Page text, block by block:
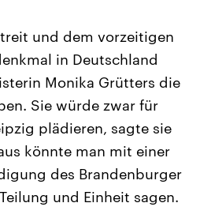
6.
aus
USA
Aktuelle Beiträge,
Hintergründe
Wirtschaftlich und
gehören die Vereinigten
den mächtigsten Ländern
mit großem Einfluss auf
Podcasts
und dem vorzeitigen
in Deutschland
Monika Grütters die
Sie würde zwar für
plädieren, sagte sie
könnte man mit einer
des Brandenburger
und Einheit sagen.